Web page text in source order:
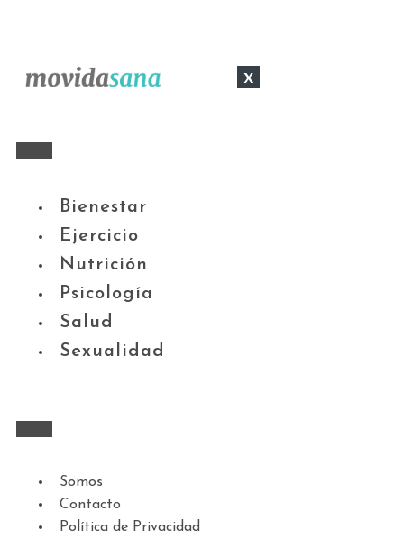
x
Bienestar
Ejercicio
Nutrición
Psicología
Salud
Sexualidad
Somos
Contacto
Política de Privacidad